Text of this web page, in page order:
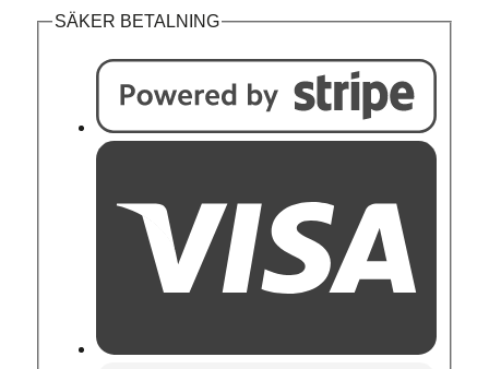
SÄKER BETALNING